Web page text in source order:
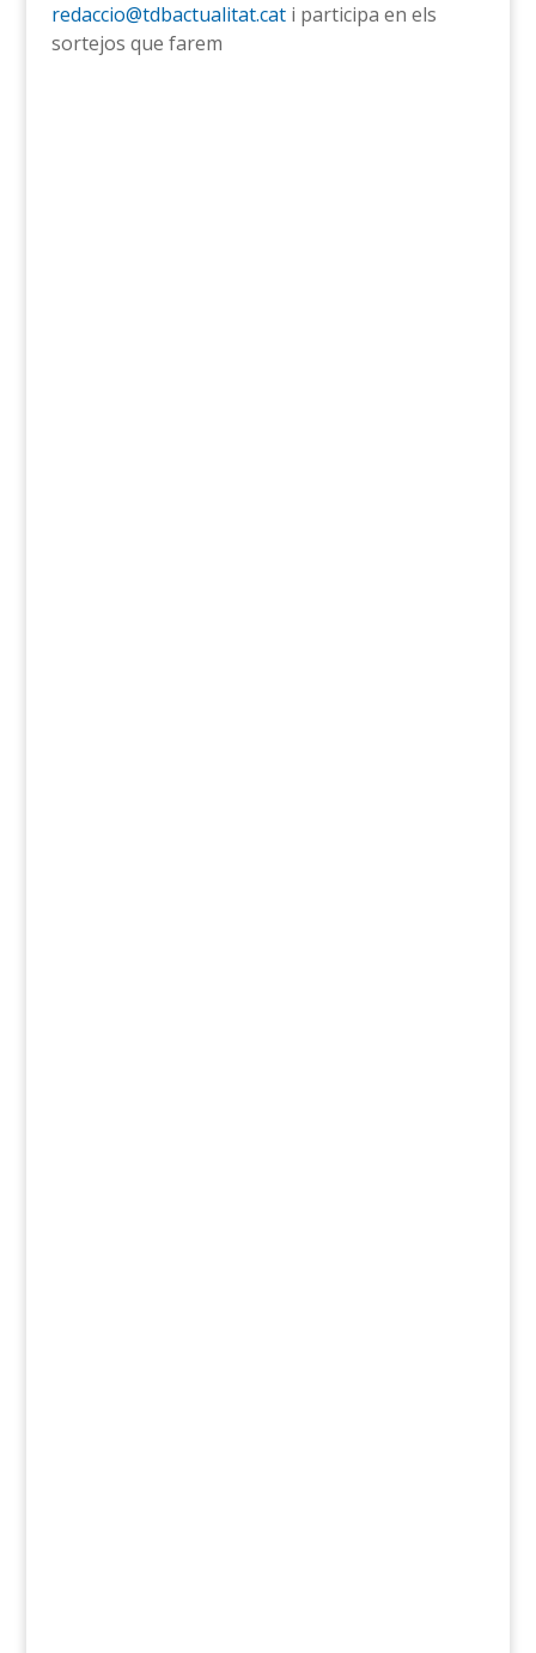
redaccio@tdbactualitat.cati participa en els
sortejos que farem